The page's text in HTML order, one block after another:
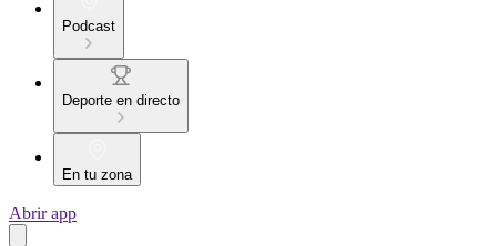
Podcast
Deporte en directo
En tu zona
Abrir app